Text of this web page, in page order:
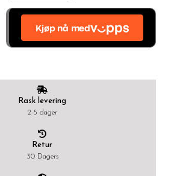
Rask levering
2-5 dager
Retur
30 Dagers